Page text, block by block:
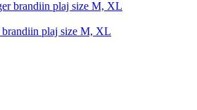
plaj size M, XL